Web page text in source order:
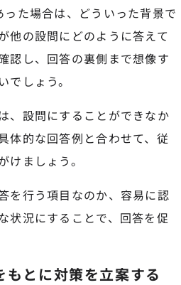
た場合は、どういった背景で
他の設問にどのように答えて
認し、回答の裏側まで想像す
でしょう。
、設問にすることができなか
体的な回答例と合わせて、従
けましょう。
を行う項目なのか、容易に認
状況にすることで、回答を促
もとに対策を立案する